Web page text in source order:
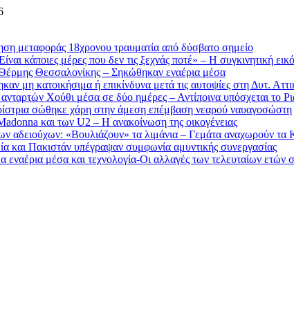
μεταφοράς 18χρονου τραυματία από δύσβατο σημείο
κάποιες μέρες που δεν τις ξεχνάς ποτέ» – Η συγκινητική
Θεσσαλονίκης – Σηκώθηκαν εναέρια μέσα
μη κατοικήσιμα ή επικίνδυνα μετά τις αυτοψίες στη Δυτ.
Χούθι μέσα σε δύο ημέρες – Αντίποινα υπόσχεται το
σώθηκε χάρη στην άμεση επέμβαση νεαρού ναυαγοσώστη
και των U2 – Η ανακοίνωση της οικογένειας
αδειούχων: «Βουλιάζουν» τα λιμάνια – Γεμάτα αναχωρούν
και Πακιστάν υπέγραψαν συμφωνία αμυντικής συνεργασίας
εναέρια μέσα και τεχνολογία-Οι αλλαγές των τελευταίων ετών